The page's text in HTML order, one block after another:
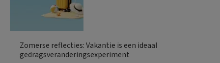
Zomerse reflecties: Vakantie is een ideaal
gedragsveranderingsexperiment